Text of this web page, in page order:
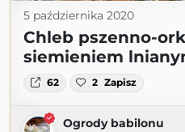
5 października 2020
Chleb pszenno-
siemieniem
62 2 Zapisz
Ogrody babilonu